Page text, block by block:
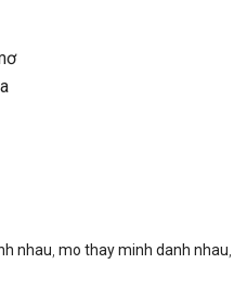
nhau mo thay minh danh nhau